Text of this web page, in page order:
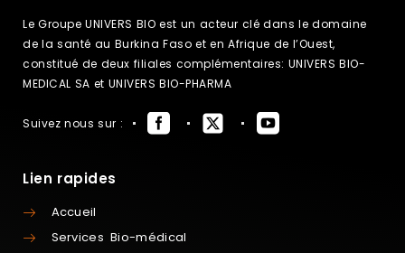
Le Groupe UNIVERS BIO est un acteur clé dans le domaine
de la santé au Burkina Faso et en Afrique de l’Ouest,
constitué de deux filiales complémentaires: UNIVERS BIO-
MEDICAL SA et UNIVERS BIO-PHARMA
Suivez nous sur :
Lien rapides
Accueil
Services Bio-médical